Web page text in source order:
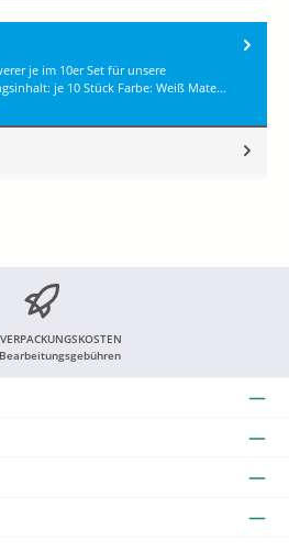
je im 10er Set für unsere
je 10 Stück Farbe: Weiß Mate…